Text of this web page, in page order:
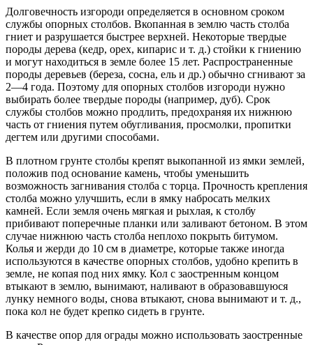
Долговечность изгороди определяется в основ­ном сроком
службы опорных столбов. Вкопанная в землю часть столба
гниет и разрушается быстрее верхней. Некоторые твердые
породы дерева (кедр, орех, кипарис и т. д.) стойки к гниению
и могут на­ходиться в земле более 15 лет. Распространенные
породы деревьев (береза, сосна, ель и др.) обычно сгнивают за
2—4 года. Поэтому для опорных стол­бов изгороди нужно
выбирать более твердые поро­ды (например, дуб). Срок
службы столбов можно продлить, предохраняя их нижнюю
часть от гние­ния путем обугливания, просмолки, пропитки
дег­тем или другими способами.
В плотном грунте столбы крепят выкопанной из ямки землей,
положив под основание камень, чтобы уменьшить
возможность загнивания столба с торца. Прочность крепления
столба можно улучшить, если в ямку набросать мелких
камней. Если земля очень мягкая и рыхлая, к столбу
прибивают поперечные планки или заливают бетоном. В этом
случае ниж­нюю часть столба неплохо покрыть битумом.
Колья и жерди до 10 см в диаметре, которые также иногда
используются в качестве опорных столбов, удобно крепить в
земле, не копая под них ямку. Кол с за­остренным концом
втыкают в землю, вынимают, наливают в образовавшуюся
лунку немного воды, снова втыкают, снова вынимают и т. д.,
пока кол не будет крепко сидеть в грунте.
В качестве опор для ограды можно использовать заостренные